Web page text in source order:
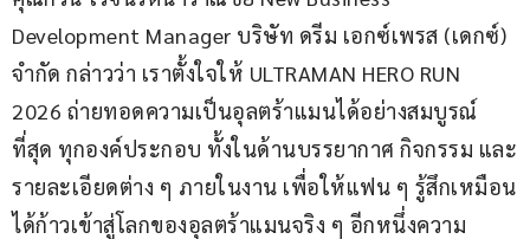
Development Manager บริษัท ดรีม เอกซ์เพรส (เดกซ์)
จำกัด กล่าวว่า เราตั้งใจให้ ULTRAMAN HERO RUN
2026 ถ่ายทอดความเป็นอุลตร้าแมนได้อย่างสมบูรณ์
ที่สุด ทุกองค์ประกอบ ทั้งในด้านบรรยากาศ กิจกรรม และ
รายละเอียดต่าง ๆ ภายในงาน เพื่อให้แฟน ๆ รู้สึกเหมือน
ได้ก้าวเข้าสู่โลกของอุลตร้าแมนจริง ๆ อีกหนึ่งความ